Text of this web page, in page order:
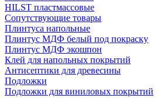
HILST пластмассовые
Сопутствующие товары
Плинтуса напольные
Плинтус МДФ белый под покраску
Плинтус МДФ экошпон
Клей для напольных покрытий
Антисептики для древесины
Подложки
Подложки для виниловых покрытий